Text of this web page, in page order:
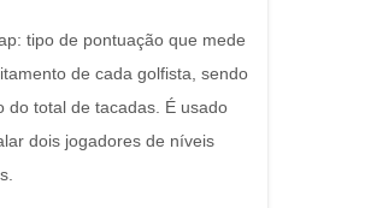
tipo de pontuação que mede
de cada golfista, sendo
do total de tacadas. É usado
dois jogadores de níveis